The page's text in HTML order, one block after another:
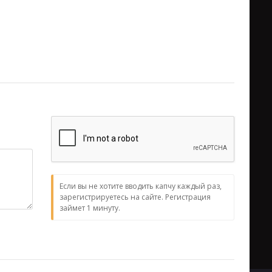
Если вы не хотите вводить капчу каждый раз,
зарегистрируетесь на сайте. Регистрация
займет 1 минуту.